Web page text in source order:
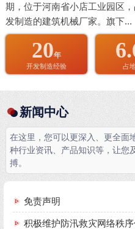
期，位于河南省小店工业园区
发制造的建筑机械厂家。旗下...
20年
开发制造经验 占
新闻中心
在这里，您可以更深入、更全面
种行业资讯、产品知识等，让您
搏。
免责声明
积极维护防汛救灾网络秩